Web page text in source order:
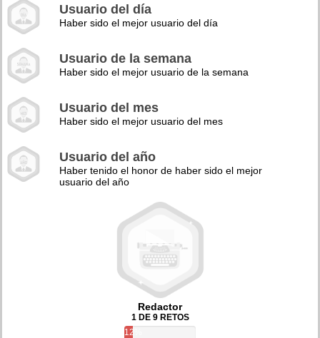
Usuario del día
Haber sido el mejor usuario del día
Usuario de la semana
Haber sido el mejor usuario de la semana
Usuario del mes
Haber sido el mejor usuario del mes
Usuario del año
Haber tenido el honor de haber sido el mejor
usuario del año
Redactor
1 DE 9 RETOS
12%